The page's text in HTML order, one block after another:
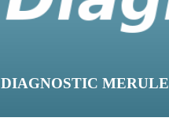
DIAGNOSTIC MERULE